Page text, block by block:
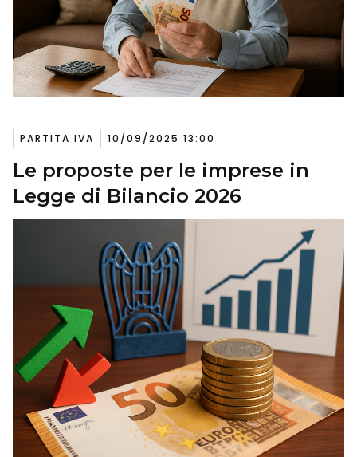
PARTITA IVA 10/09/2025 13:00
Le proposte per le imprese in
Legge di Bilancio 2026